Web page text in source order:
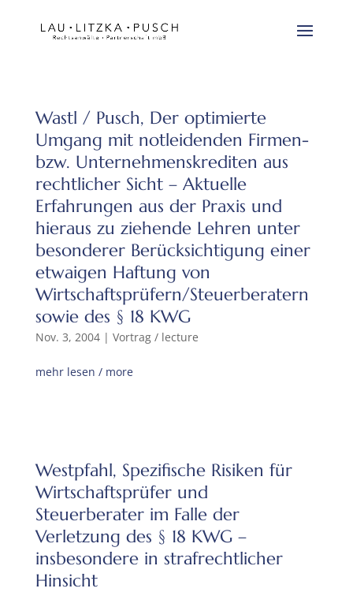
Wastl / Pusch, Der optimierte
Umgang mit notleidenden Firmen-
bzw. Unternehmenskrediten aus
rechtlicher Sicht – Aktuelle
Erfahrungen aus der Praxis und
hieraus zu ziehende Lehren unter
besonderer Berücksichtigung einer
etwaigen Haftung von
Wirtschaftsprüfern/Steuerberatern
sowie des § 18 KWG
Nov. 3, 2004| Vortrag / lecture
mehr lesen / more
Westpfahl, Spezifische Risiken für
Wirtschaftsprüfer und
Steuerberater im Falle der
Verletzung des § 18 KWG –
insbesondere in strafrechtlicher
Hinsicht